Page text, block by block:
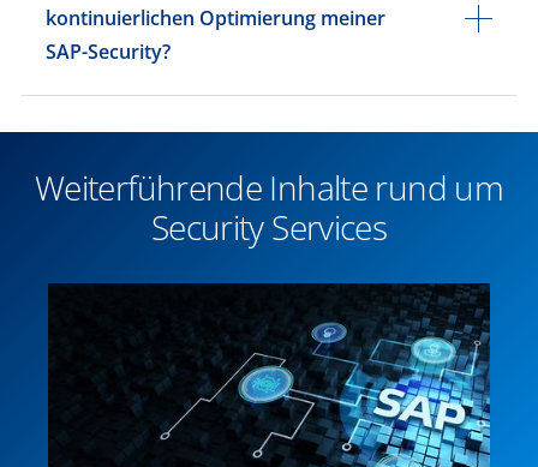
kontinuierlichen Optimierung meiner
SAP-Security?
Weiterführende Inhalte rund um
Security Services